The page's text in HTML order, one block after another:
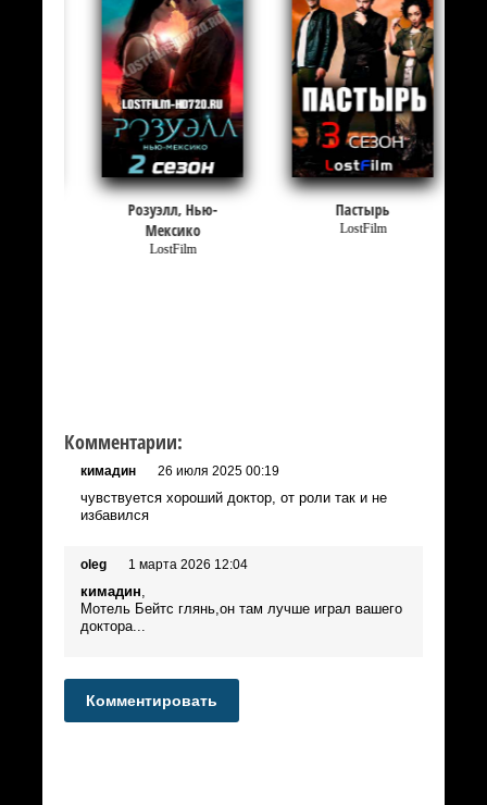
Розуэлл, Нью-
Мексико
LostFilm
Пастырь
LostFilm
Комментарии:
кимадин 26 июля 2025 00:19
чувствуется хороший доктор, от роли так и не
избавился
oleg 1 марта 2026 12:04
кимадин,
Мотель Бейтс глянь,он там лучше играл вашего
доктора...
Комментировать